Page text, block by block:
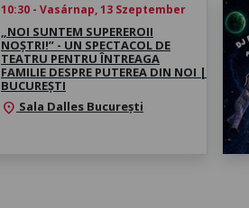
10:30 - Vasárnap, 13 Szeptember
„NOI SUNTEM SUPEREROII
NOȘTRI!” - UN SPECTACOL DE
TEATRU PENTRU ÎNTREAGA
FAMILIE DESPRE PUTEREA DIN NOI |
BUCUREȘTI
location_on Sala Dalles București